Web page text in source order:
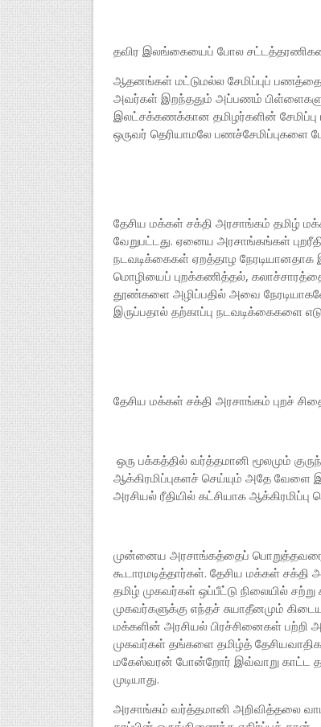
தவிர இலங்கையைப் போல
ஆதனங்கள் மட்டுமல்ல சேமிப்புப்
அவர்கள் இறந்ததும் அப்பணம்
இலட்சக்கணக்கான தமிழர்களின்
ஒருவர் தெரியாமலே பணச்சேமிப்புகளை
தேசிய மக்கள் சக்தி அரசாங்கம் தமிழ்
வேறுபட்டது. ஏனைய அரசாங்கங்கள்
நடவடிக்கைகள் ஏறத்தாழ
மொழியைப் புறக்கணித்தல்,
தூண்களை அழிப்பதில் அவை
இருப்பதால் தற்காப்பு நடவடிக்கைகளை
தேசிய மக்கள் சக்தி அரசாங்கம் புறச்
ஒரு பக்கத்தில் வர்த்தமானி மூலமும்
ஆக்கிரமிப்புகளச் செய்யும் அதே வேளை
அரசியல் ரீதியில் கட்சியாக
முன்னைய அரசாங்கத்தைப் பொறுத்தவரை
கூடாரமடித்தார்கள். தேசிய மக்கள் சக்தி
தமிழ் முகவர்கள் ஒப்பீட்டு நிலையில்
முகவர்களுக்கு எந்தச் சுயாதீனமும்
மக்களின் அரசியல் பிரச்சினைகள் பற்றி
முகவர்கள் தங்களை தமிழ்த்
மகேஸ்வரன் போன்றோர் இவ்வாறு காட்ட
முடியாது.
அரசாங்கம் வர்த்தமானி அறிவித்தலை